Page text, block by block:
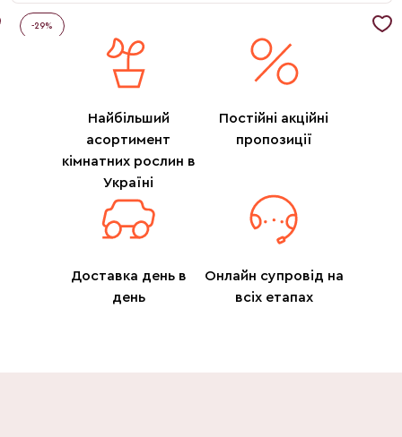
-29%
Найбільший
асортимент
кімнатних рослин в
Україні
Постійні акційні
пропозиції
Доставка день в
день
Онлайн супровід на
всіх етапах